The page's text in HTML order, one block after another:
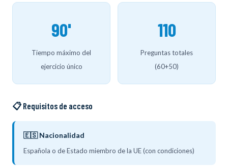
90'
Tiempo máximo del
ejercicio único
110
Preguntas totales
(60+50)
📋 Requisitos de acceso
🇪🇸 Nacionalidad
Española o de Estado miembro de la UE (con condiciones)